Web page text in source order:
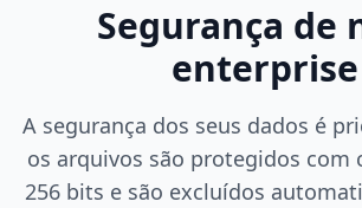
Segurança de
enterprise
A segurança dos seus dados é
os arquivos são protegidos com
256 bits e são excluídos